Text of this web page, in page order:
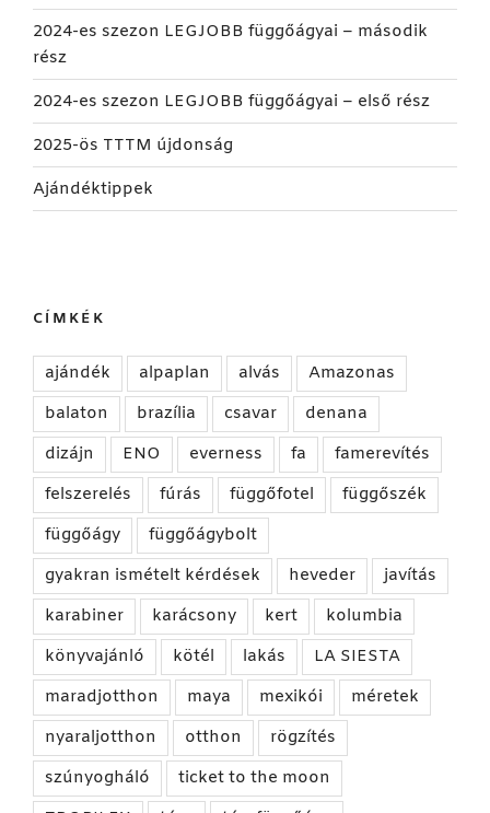
2024-es szezon LEGJOBB függőágyai – második
rész
2024-es szezon LEGJOBB függőágyai – első rész
2025-ös TTTM újdonság
Ajándéktippek
CÍMKÉK
ajándék alpaplan alvás
Amazonas
balaton
brazília csavar
denana
dizájn
ENO everness fa
famerevítés
felszerelés
fúrás függőfotel
függőszék
függőágy
függőágybolt
gyakran ismételt kérdések
heveder
javítás
karabiner
karácsony kert
kolumbia
könyvajánló
kötél lakás
LA SIESTA
maradjotthon
maya mexikói
méretek
nyaraljotthon
otthon
rögzítés
szúnyogháló
ticket to the moon